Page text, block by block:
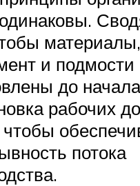
и
до
рабочих
чтобы
потока